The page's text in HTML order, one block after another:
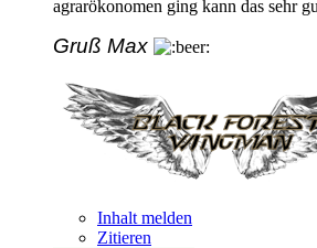
agrarökonomen ging kann das sehr
Gruß Max
Inhalt melden
Zitieren